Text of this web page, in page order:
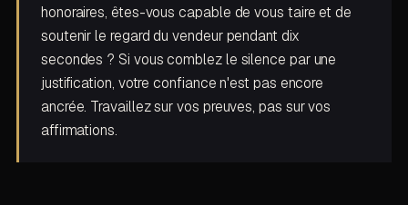
honoraires, êtes-vous capable de vous taire et de
soutenir le regard du vendeur pendant dix
secondes ? Si vous comblez le silence par une
justification, votre confiance n'est pas encore
ancrée. Travaillez sur vos preuves, pas sur vos
affirmations.